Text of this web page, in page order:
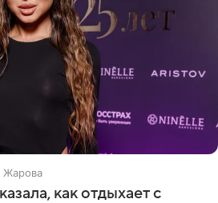
Жарова
как отдыхает с